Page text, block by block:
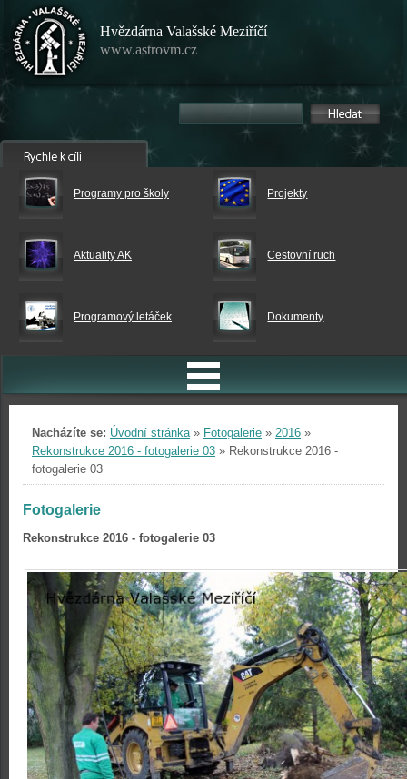
Hvězdárna Valašské Meziříčí
www.astrovm.cz
Programy pro školy Projekty
Aktuality AK Cestovní ruch
Programový letáček Dokumenty
Nacházíte se: Úvodní stránka» Fotogalerie » 2016 »
Rekonstrukce 2016 - fotogalerie 03 » Rekonstrukce 2016 -
fotogalerie 03
Fotogalerie
Rekonstrukce 2016 - fotogalerie 03